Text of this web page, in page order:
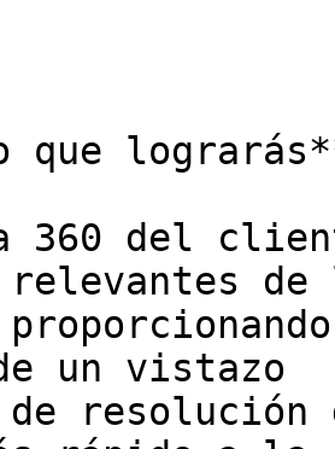
que
360 del
de
un vistazo
resolución